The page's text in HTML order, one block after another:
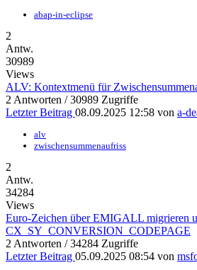
abap-in-eclipse
2
Antw.
30989
Views
ALV: Kontextmenü für
2 Antworten / 30989 Zugriffe
Letzter Beitrag 08.09.2025 12:58 von a-
alv
zwischensummenaufriss
2
Antw.
34284
Views
Euro-Zeichen über EMIGALL migrieren
CX_SY_CONVERSION_CODEPAGE
2 Antworten / 34284 Zugriffe
Letzter Beitrag 05.09.2025 08:54 von